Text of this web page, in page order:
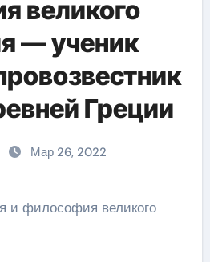
великого
— ученик
Греции
Мар 26, 2022